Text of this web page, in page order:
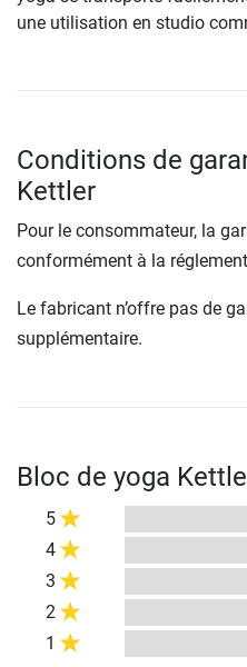
une utilisation en studio
Conditions de
Kettler
Pour le consommateur, la
conformément à la
Le fabricant n’offre pas de
supplémentaire.
Bloc de yoga
5
4
3
2
1